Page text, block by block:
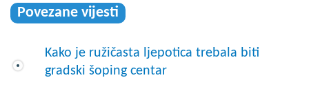
Povezane vijesti
Kako je ružičasta ljepotica trebala biti
gradski šoping centar